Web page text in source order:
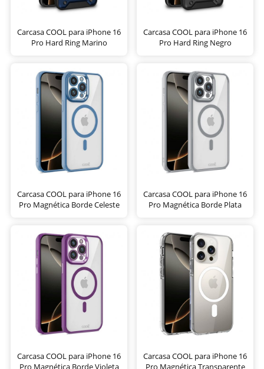
Carcasa COOL para iPhone 16
Pro Hard Ring Marino
Carcasa COOL para iPhone 16
Pro Hard Ring Negro
Carcasa COOL para iPhone 16
Pro Magnética Borde Celeste
Carcasa COOL para iPhone 16
Pro Magnética Borde Plata
Carcasa COOL para iPhone 16
Pro Magnética Borde Violeta
Carcasa COOL para iPhone 16
Pro Magnética Transparente